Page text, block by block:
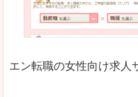
とにかく
エン転職の女性向け求人